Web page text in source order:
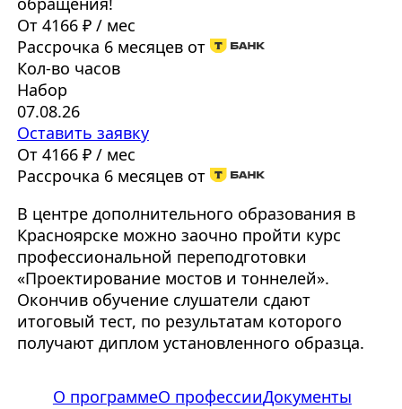
От 4166 ₽ / мес
Рассрочка 6 месяцев от
Кол-во часов
Набор
07.08.26
Оставить заявку
От 4166 ₽ / мес
Рассрочка 6 месяцев от
В центре дополнительного образования в
Красноярске можно заочно пройти курс
профессиональной переподготовки
«Проектирование мостов и тоннелей».
Окончив обучение слушатели сдают
итоговый тест, по результатам которого
получают диплом установленного образца.
О программеО профессииДокументы